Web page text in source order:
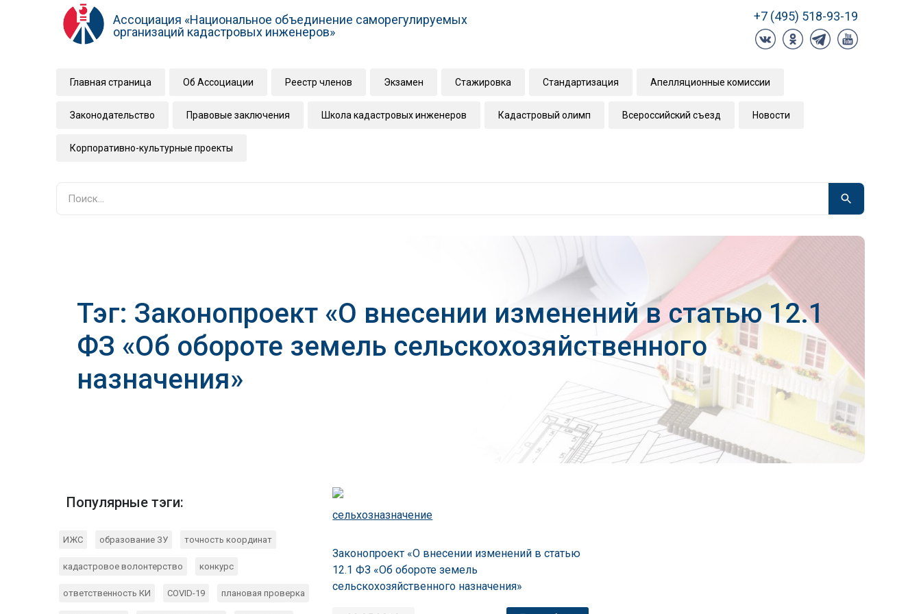
Ассоциация «Национальное объединение саморегулируемых
организаций кадастровых инженеров»
+7 (495) 518-93-19
Главная страница Об Ассоциации Реестр членов Экзамен Стажировка Стандартизация Апелляционные комиссии
Законодательство Правовые заключения Школа кадастровых инженеров Кадастровый олимп Всероссийский съезд Новости
Корпоративно-культурные проекты
Тэг: Законопроект «О внесении изменений в статью 12.1
ФЗ «Об обороте земель сельскохозяйственного
назначения»
Популярные тэги:
ИЖС образование ЗУ точность координат
кадастровое волонтерство конкурс
ответственность КИ COVID-19 плановая проверка
сельхозназначение
Законопроект «О внесении изменений в статью
12.1 ФЗ «Об обороте земель
сельскохозяйственного назначения»